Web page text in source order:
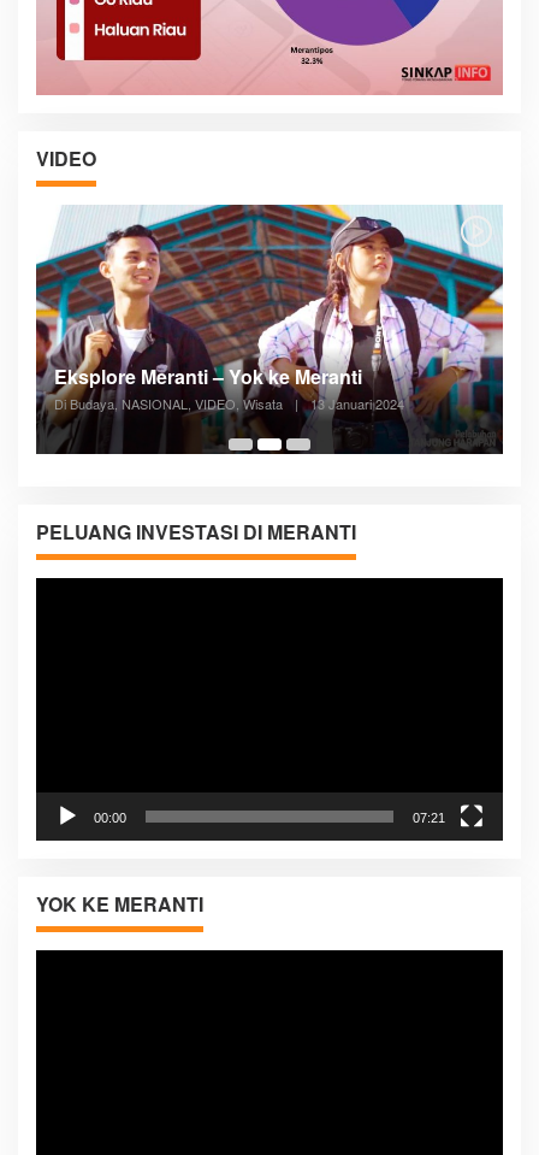
VIDEO
05:08
Posyandu Melayani Semua Siklus Hidup
Di ADVERTORIAL, Kesehatan, VIDEO 27 Desember 2023
PELUANG INVESTASI DI MERANTI
Pemutar
00:00 07:21
YOK KE MERANTI